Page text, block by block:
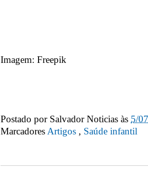
Imagem: Freepik
Postado por Salvador Noticias às 5/
MarcadoresArtigos , Saúde infantil